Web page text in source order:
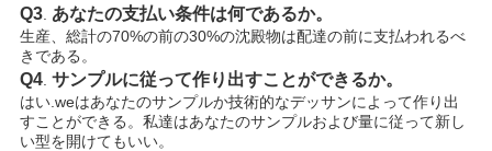
Q3. あなたの支払い条件は何であるか。
生産、総計の70%の前の30%の沈殿物は配達の前に支払われるべ
きである。
Q4. サンプルに従って作り出すことができるか。
はい.weはあなたのサンプルか技術的なデッサンによって作り出
すことができる。私達はあなたのサンプルおよび量に従って新し
い型を開けてもいい。